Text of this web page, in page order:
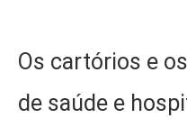
Os cartórios e
de saúde e